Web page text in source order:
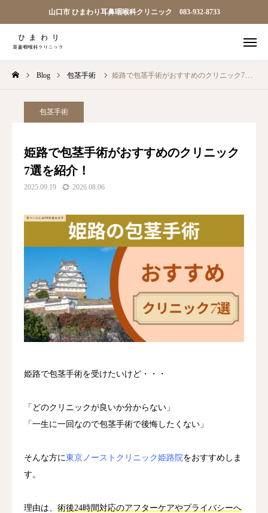
山口市 ひまわり耳鼻咽喉科クリニック 083-932-8733
Blog 包茎手術 姫路で包茎手術がおすすめのクリニック7選を紹介！
包茎手術
姫路で包茎手術がおすすめのクリニック
7選を紹介！
2025.09.19 2026.08.06
姫路で包茎手術を受けたいけど・・・
「どのクリニックが良いか分からない」
「一生に一回なので包茎手術で後悔したくない」
そんな方に東京ノーストクリニック姫路院をおすすめしま
す。
理由は、 術後24時間対応のアフターケアやプライバシーへ
 順番予約
問診 アクセス
診療案内
いびき・無呼吸